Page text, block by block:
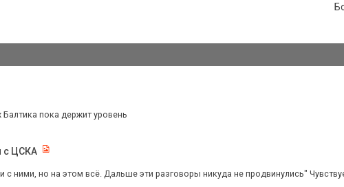
Балтика пока держит уровень
с ЦСКА
ними, но на этом всё. Дальше эти разговоры никуда не продвинулись"